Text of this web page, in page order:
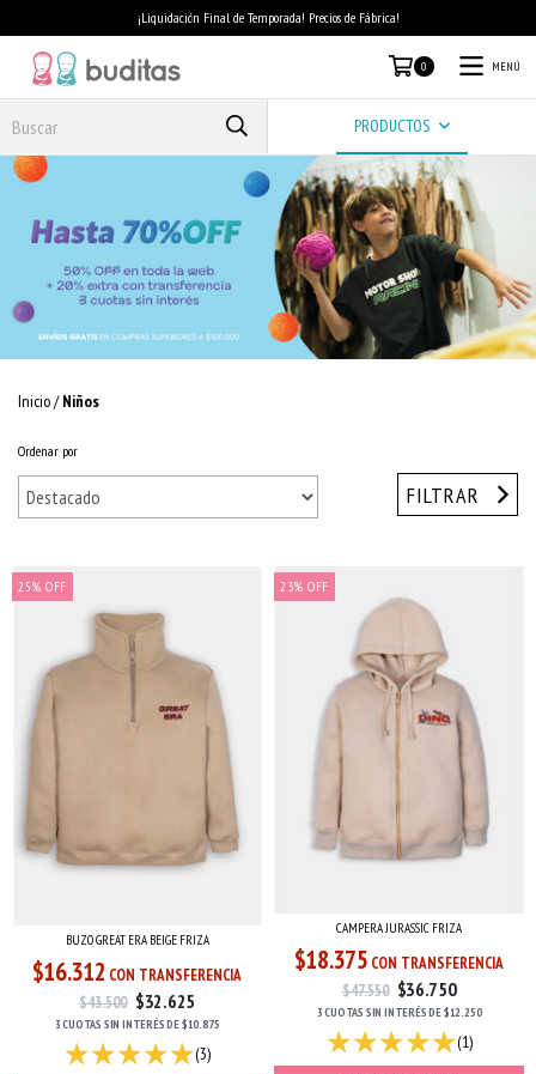
¡Liquidación Final de Temporada! Precios de Fábrica!
0 MENÚ
PRODUCTOS
Inicio/ Niños
Ordenar por
FILTRAR
25% OFF
BUZO GREAT ERA BEIGE FRIZA
$16.312 CON TRANSFERENCIA
$43.500 $32.625
3 CUOTAS SIN INTERÉSDE$10.875
(3)
23% OFF
CAMPERA JURASSIC FRIZA
$18.375 CON TRANSFERENCIA
$47.550 $36.750
3 CUOTAS SIN INTERÉSDE$12.250
(1)